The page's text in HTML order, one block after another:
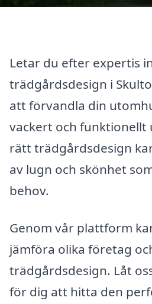
Letar du efter expertis
trädgårdsdesign i
att förvandla din
vackert och funktionellt
rätt trädgårdsdesign
av lugn och skönhet
behov.
Genom vår plattform
jämföra olika företag
trädgårdsdesign. Låt
för dig att hitta den